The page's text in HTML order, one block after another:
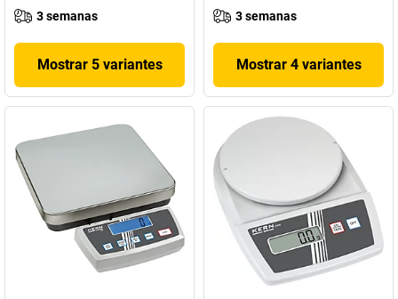
3 semanas
Mostrar 5 variantes
3 semanas
Mostrar 4 variantes